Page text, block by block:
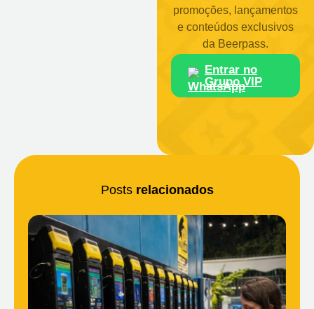
promoções, lançamentos
e conteúdos exclusivos
da Beerpass.
Entrar no
Grupo VIP
Posts relacionados